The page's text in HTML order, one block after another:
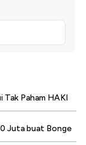
Tak Paham HAKI
Juta buat Bonge